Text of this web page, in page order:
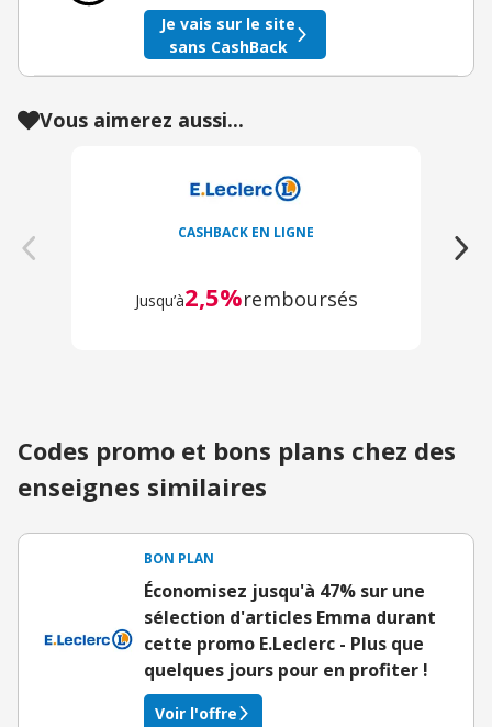
Je vais sur le site
sans CashBack
Vous aimerez aussi...
CASHBACK EN LIGNE
Jusqu’à2,5%remboursés
Codes promo et bons plans chez des
enseignes similaires
BON PLAN
Économisez jusqu'à 47% sur une
sélection d'articles Emma durant
cette promo E.Leclerc - Plus que
quelques jours pour en profiter !
Voir l'offre